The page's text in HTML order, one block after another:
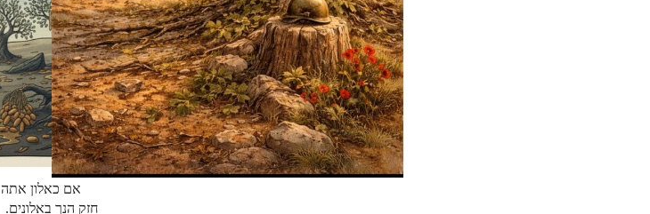
אם כאלון אתה
חזק הנך באלונים.